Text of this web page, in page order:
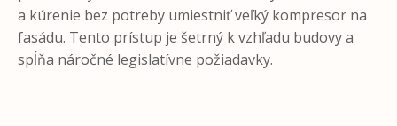
a kúrenie bez potreby umiestniť veľký kompresor na
fasádu. Tento prístup je šetrný k vzhľadu budovy a
spĺňa náročné legislatívne požiadavky.